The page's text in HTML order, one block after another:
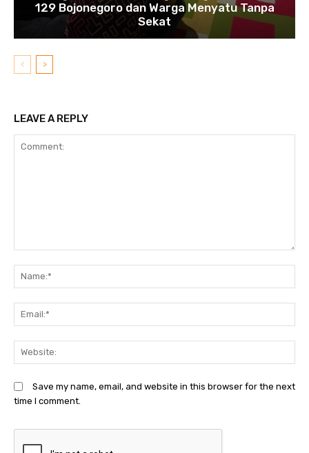
129 Bojonegoro dan Warga Menyatu Tanpa
Sekat
LEAVE A REPLY
Save my name, email, and website in this browser for the next
time I comment.